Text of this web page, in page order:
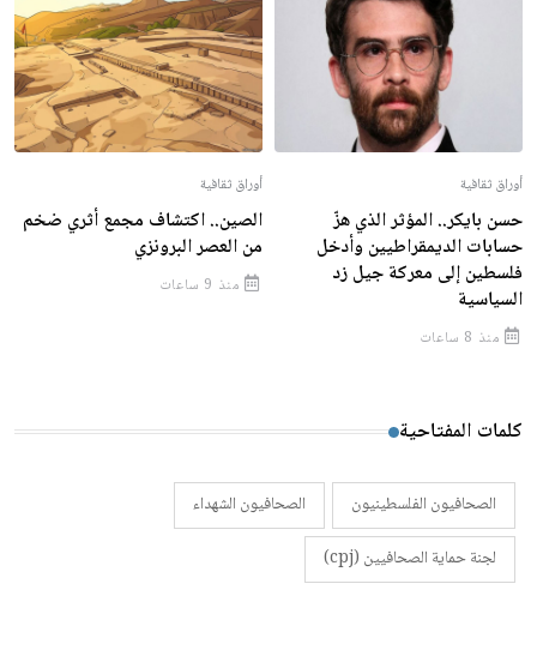
أوراق ثقافية
حسن بايكر.. المؤثر الذي هزّ
حسابات الديمقراطيين وأدخل
فلسطين إلى معركة جيل زد
السياسية
منذ 8 ساعات
أوراق ثقافية
الصين.. اكتشاف مجمع أثري ضخم
من العصر البرونزي
منذ 9 ساعات
كلمات المفتاحية
الصحافيون الفلسطينيون
الصحافيون الشهداء
لجنة حماية الصحافيين (cpj)